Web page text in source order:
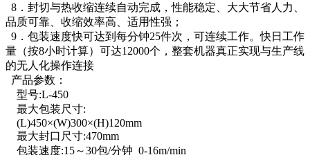
8．封切与热收缩连续自动完成，性能稳定、大大节省人力、
品质可靠、收缩效率高、适用性强；
9．包装速度快可达到每分钟25件次，可连续工作。快日工作
量（按8小时计算）可达12000个，整套机器真正实现与生产线
的无人化操作连接
产品参数：
型号:L-450
最大包装尺寸:
(L)450×(W)300×(H)120mm
最大封口尺寸:470mm
包装速度:15～30包/分钟 0-16m/min